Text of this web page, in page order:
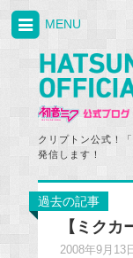
クリプトン公式！
発信します！
MENU
過去の記事
【ミクカ
2008年9月13